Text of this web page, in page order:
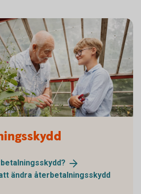
ändra återbetalningsskydd